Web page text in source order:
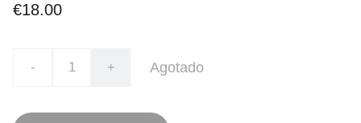
€18.00
- + Agotado